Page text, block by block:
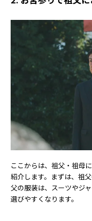
ここからは、祖父・祖母
紹介します。まずは、祖
父の服装は、スーツやジ
選びやすくなります。